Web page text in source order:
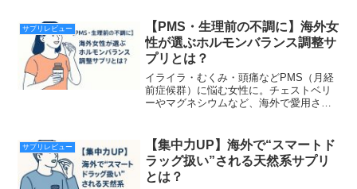
サプリレビュー
【PMS・生理前の不調に】海外女
性が選ぶホルモンバランス調整サ
プリとは？
イライラ・むくみ・頭痛などPMS（月経
前症候群）に悩む女性に。チェストベリ
ーやマグネシウムなど、海外で愛用され
サプリレビュー
【集中力UP】海外で“スマートド
ラッグ扱い”される天然系サプリ
とは？